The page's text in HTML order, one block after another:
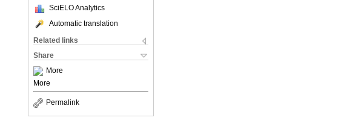
SciELO Analytics
Automatic translation
Related links
Share
More
More
Permalink